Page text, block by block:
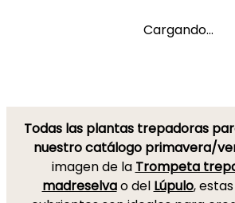
Cargando...
Todas las plantas trepadoras
nuestro catálogo primavera/
imagen de la Trompeta
madreselvao del Lúpulo,